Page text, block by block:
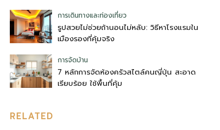
การเดินทางและท่องเที่ยว
รูปสวยไม่ช่วยถ้านอนไม่หลับ: วิธีหาโรงแรมใน
เมืองรองที่คุ้มจริง
การจัดบ้าน
7 หลักการจัดห้องครัวสไตล์คนญี่ปุ่น สะอาด
เรียบร้อย ใช้พื้นที่คุ้ม
RELATED